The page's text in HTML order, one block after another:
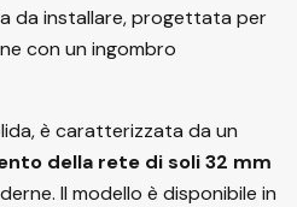
da installare, progettata per
con un ingombro
è caratterizzata da un
della rete di soli 32 mm
Il modello è disponibile in